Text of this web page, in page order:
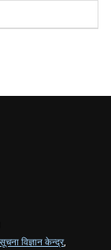
विज्ञान केन्द्र,